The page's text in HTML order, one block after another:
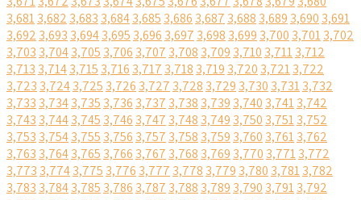
3,6813,682 3,683 3,6843,685 3,686 3,687 3,688 3,689 3,690 3,691
3,692 3,693 3,6943,695 3,696 3,697 3,698 3,699 3,700 3,7013,702
3,703 3,7043,705 3,706 3,707 3,708 3,709 3,710 3,7113,712
3,713 3,7143,715 3,716 3,717 3,718 3,719 3,720 3,7213,722
3,723 3,7243,725 3,726 3,727 3,728 3,729 3,730 3,7313,732
3,733 3,7343,735 3,736 3,737 3,738 3,739 3,740 3,7413,742
3,743 3,7443,745 3,746 3,747 3,748 3,749 3,750 3,7513,752
3,753 3,7543,755 3,756 3,757 3,758 3,759 3,760 3,7613,762
3,763 3,7643,765 3,766 3,767 3,768 3,769 3,770 3,7713,772
3,773 3,7743,775 3,776 3,777 3,778 3,779 3,780 3,7813,782
3,783 3,7843,785 3,786 3,787 3,788 3,789 3,790 3,7913,792